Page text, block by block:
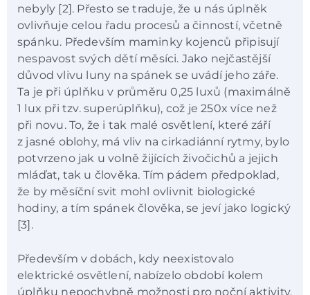
nebyly [2]. Přesto se traduje, že u nás úplněk
ovlivňuje celou řadu procesů a činností, včetně
spánku. Především maminky kojenců připisují
nespavost svých dětí měsíci. Jako nejčastější
důvod vlivu luny na spánek se uvádí jeho záře.
Ta je při úplňku v průměru 0,25 luxů (maximálně
1 lux při tzv. superúplňku), což je 250x více než
při novu. To, že i tak malé osvětlení, které září
z jasné oblohy, má vliv na cirkadiánní rytmy, bylo
potvrzeno jak u volně žijících živočichů a jejich
mláďat, tak u člověka. Tím pádem předpoklad,
že by měsíční svit mohl ovlivnit biologické
hodiny, a tím spánek člověka, se jeví jako logický
[3].
Především v dobách, kdy neexistovalo
elektrické osvětlení, nabízelo období kolem
úplňku nepochybně možnosti pro noční aktivity,